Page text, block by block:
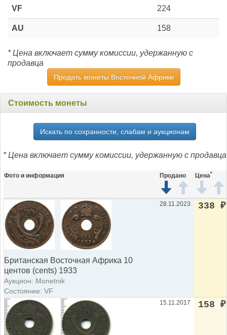
VF 224
AU 158
* Цена включает сумму комиссии, удержанную с
продавца
Продать монеты Восточной Африки
Стоимость монеты
Искать по сохранности, слабам и аукционам
* Цена включает сумму комиссии, удержанную с продавца
Фото и информация Продано Цена*
Британская Восточная Африка 10
центов (cents) 1933
Аукцион: Monetnik
Состояние: VF
28.11.2023 338 ₽
15.11.2017 158 ₽